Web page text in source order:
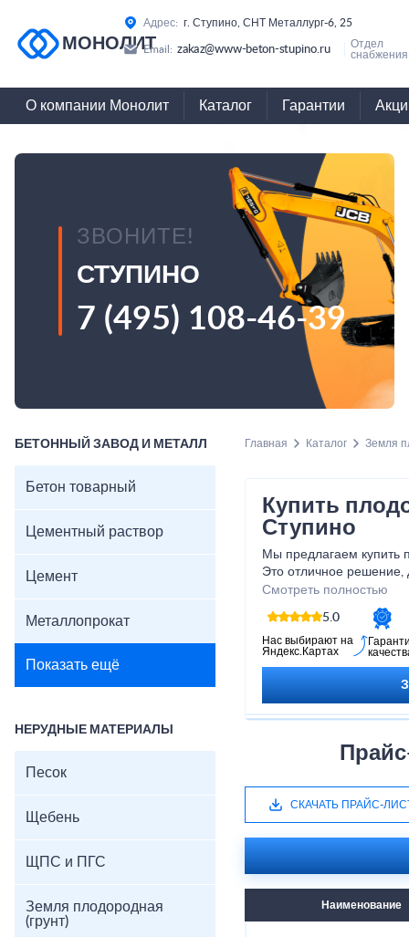
МОНОЛИТ
Адрес: г. Ступино, СНТ Металлург-6, 25
Email: zakaz@www-beton-stupino.ru
Отдел
О компании Монолит Каталог Гарантии
ЗВОНИТЕ!
СТУПИНО
7 (495) 108-46-39
БЕТОННЫЙ ЗАВОД И МЕТАЛЛ
Бетон товарный
Цементный раствор
Цемент
Металлопрокат
Показать ещё
НЕРУДНЫЕ МАТЕРИАЛЫ
Песок
Щебень
ЩПС и ПГС
Земля плодородная
(грунт)
Главная Каталог Земля
Купить
Ступино
Мы предлагаем купить
Это отличное решение,
урожайности на своем
продукцию из
наличии есть
Смотреть полностью
5.0
Нас выбирают на
Яндекс.Картах
СКАЧАТЬ ПРАЙС-
Наименование